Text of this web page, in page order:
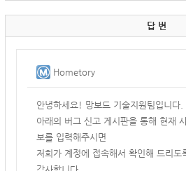
답 변
Hometory
안녕하세요! 망보드 기술지원팀입니다.
아래의 버그 신고 게시판을 통해 현재
보를 입력해주시면
저희가 계정에 접속해서 확인해 드리도